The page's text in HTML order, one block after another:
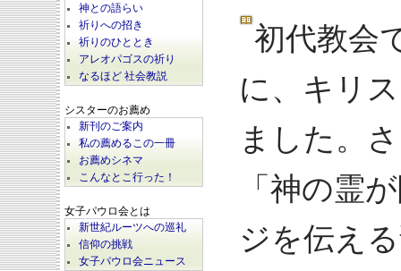
神との語らい
祈りへの招き
祈りのひととき
アレオパゴスの祈り
なるほど 社会教説
シスターのお薦め
新刊のご案内
私の薦めるこの一冊
お薦めシネマ
こんなとこ行った！
女子パウロ会とは
新世紀ルーツへの巡礼
信仰の挑戦
女子パウロ会ニュース
初代教会
に、キリ
ました。
「神の霊
ジを伝え